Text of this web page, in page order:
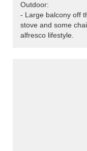
Outdoor:
- Large balcony off
stove and some
alfresco lifestyle.